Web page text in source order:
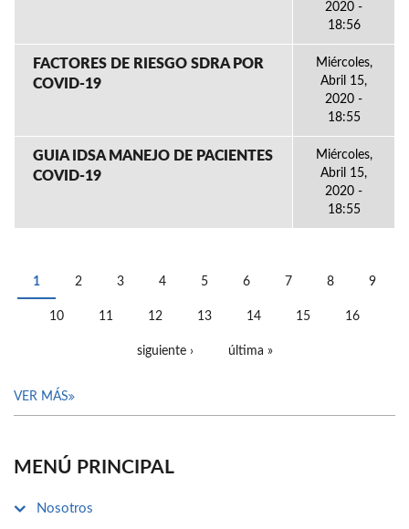
2020 -
18:56
FACTORES DE RIESGO SDRA POR
COVID-19
Miércoles,
Abril 15,
2020 -
18:55
GUIA IDSA MANEJO DE PACIENTES
COVID-19
Miércoles,
Abril 15,
2020 -
18:55
PÁGINAS
1 2 3 4 5 6 7 8 9
10 11 12 13 14 15 16
siguiente › última »
VER MÁS
MENÚ PRINCIPAL
Nosotros